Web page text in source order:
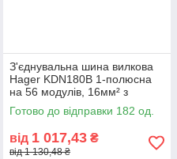
З'єднувальна шина вилкова
Hager KDN180B 1-полюсна
на 56 модулів, 16мм² з
ізоляцією
Готово до відправки 182 од.
від 1 017,43 ₴
від 1 130,48 ₴